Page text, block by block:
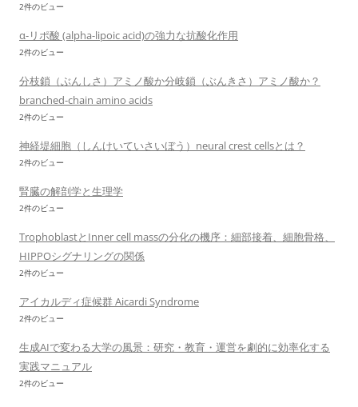
2件のビュー
α-リポ酸 (alpha-lipoic acid)の強力な抗酸化作用
2件のビュー
分枝鎖（ぶんしさ）アミノ酸か分岐鎖（ぶんきさ）アミノ酸か？
branched-chain amino acids
2件のビュー
神経堤細胞（しんけいていさいぼう）neural crest cellsとは？
2件のビュー
腎臓の解剖学と生理学
2件のビュー
TrophoblastとInner cell massの分化の機序：細部接着、細胞骨格、
HIPPOシグナリングの関係
2件のビュー
アイカルディ症候群 Aicardi Syndrome
2件のビュー
生成AIで変わる大学の風景：研究・教育・運営を劇的に効率化する
実践マニュアル
2件のビュー